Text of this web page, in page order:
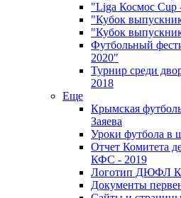
"Liga Космос Cup
"Кубок
"Кубок
Футбольный
2020"
Турнир среди
2018
Еще
Крымская
Заяева
Уроки футбола в
Отчет Комитета
КФС - 2019
Логотип ДЮФЛ
Документы